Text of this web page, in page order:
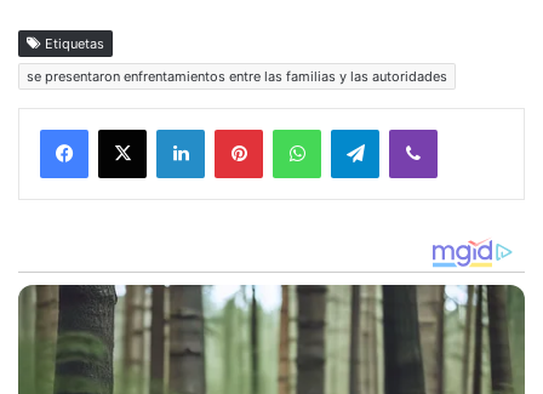
Etiquetas
se presentaron enfrentamientos entre las familias y las autoridades
Facebook
X LinkedInPinterestWhatsAppTelegramViber